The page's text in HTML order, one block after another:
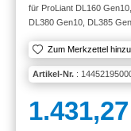
für ProLiant DL160
DL380 Gen10, DL385
Zum Merkzettel
Artikel-Nr. :